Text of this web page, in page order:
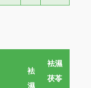
袪
濕
袪濕
茯苓